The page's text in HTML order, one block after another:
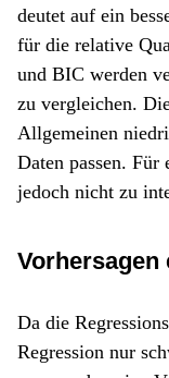
deutet auf ein
für die relative
und BIC werden
zu vergleichen.
Allgemeinen
Daten passen.
jedoch nicht zu
Vorhersagen
Da die
Regression nur